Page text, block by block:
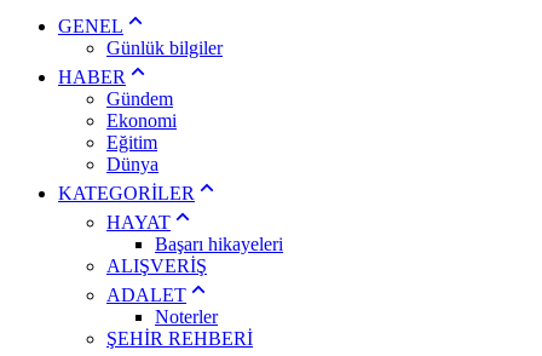
GENEL
Günlük bilgiler
HABER
Gündem
Ekonomi
Eğitim
Dünya
KATEGORİLER
HAYAT
Başarı hikayeleri
ALIŞVERİŞ
ADALET
Noterler
ŞEHİR REHBERİ